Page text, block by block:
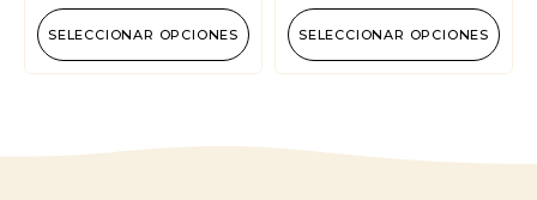
SELECCIONAR OPCIONES SELECCIONAR OPCIONES